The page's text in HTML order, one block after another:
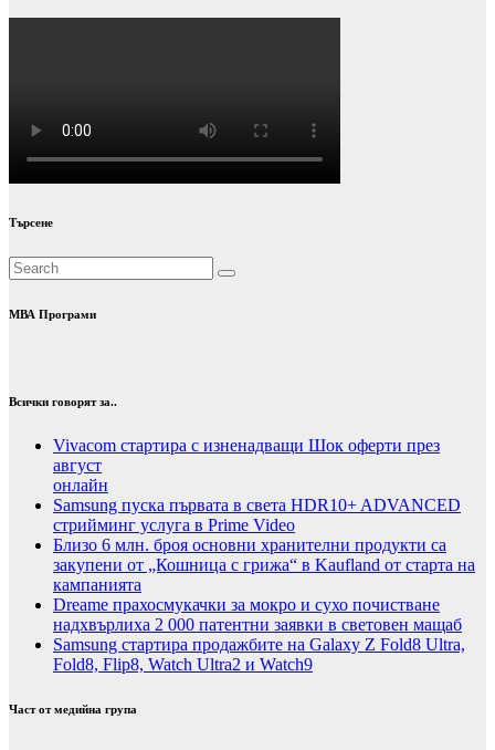
Търсене
МВА Програми
Всички говорят за..
Vivacom стартира с изненадващи Шок оферти през
август
онлайн
Samsung пуска първата в света HDR10+ ADVANCED
стрийминг услуга в Prime Video
Близо 6 млн. броя основни хранителни продукти са
закупени от „Кошница с грижа“ в Kaufland от старта на
кампанията
Dreame прахосмукачки за мокро и сухо почистване
надхвърлиха 2 000 патентни заявки в световен мащаб
Samsung стартира продажбите на Galaxy Z Fold8 Ultra,
Fold8, Flip8, Watch Ultra2 и Watch9
Част от медийна група